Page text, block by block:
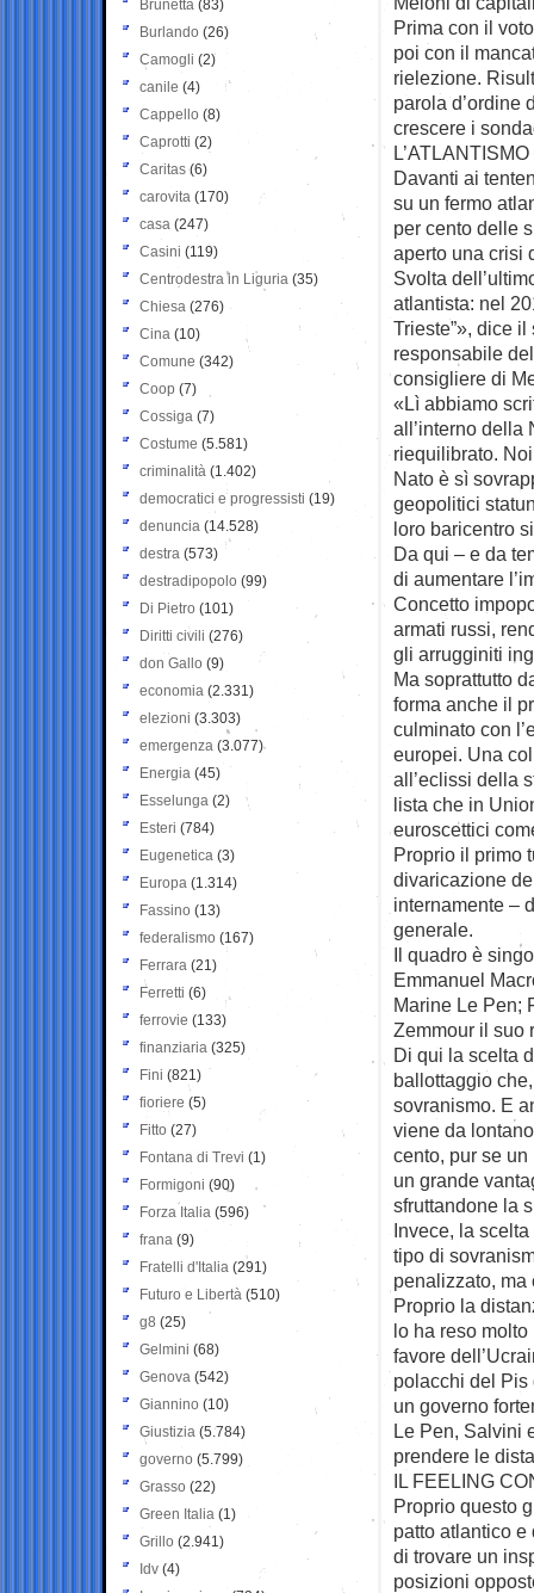
Prima con il
poi con il
rielezione.
parola d’ordine
crescere i
L’ATLANTISMO
Davanti ai
su un fermo
per cento delle
aperto una crisi
Svolta
atlantista: nel
Trieste”», dice
responsabile
consigliere di
«Lì abbiamo
all’interno della
riequilibrato.
Nato è sì
geopolitici
loro baricentro
Da qui – e da
di aumentare
Concetto
armati russi,
gli arrugginiti
Ma soprattutto
forma anche il
culminato con
europei. Una
all’eclissi della
lista che in
euroscettici
Proprio il primo
divaricazione
internamente –
generale.
Il quadro è
Emmanuel
Marine Le Pen;
Zemmour il suo
Di qui la scelta
ballottaggio
sovranismo. E
viene da
cento, pur se
un grande
sfruttandone la
Invece, la
tipo di
penalizzato,
Proprio la
lo ha reso
favore
polacchi del Pis
un governo
Le Pen, Salvini
prendere le
IL FEELING
Proprio questo
patto atlantico e
di trovare un
posizioni
Brunetta (83)
Burlando (26)
Camogli (2)
canile (4)
Cappello (8)
Caprotti (2)
Caritas (6)
carovita (170)
casa (247)
Casini (119)
Centrodestra in Liguria (35)
Chiesa (276)
Cina (10)
Comune (342)
Coop (7)
Cossiga (7)
Costume (5.581)
criminalità (1.402)
democratici e progressisti (19)
denuncia (14.528)
destra (573)
destradipopolo (99)
Di Pietro (101)
Diritti civili (276)
don Gallo (9)
economia (2.331)
elezioni (3.303)
emergenza (3.077)
Energia (45)
Esselunga (2)
Esteri (784)
Eugenetica (3)
Europa (1.314)
Fassino (13)
federalismo (167)
Ferrara (21)
Ferretti (6)
ferrovie (133)
finanziaria (325)
Fini (821)
fioriere (5)
Fitto (27)
Fontana di Trevi (1)
Formigoni (90)
Forza Italia (596)
frana (9)
Fratelli d'Italia (291)
Futuro e Libertà (510)
g8 (25)
Gelmini (68)
Genova (542)
Giannino (10)
Giustizia (5.784)
governo (5.799)
Grasso (22)
Green Italia (1)
Grillo (2.941)
Idv (4)